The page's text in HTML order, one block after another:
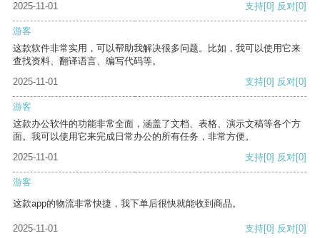
2025-11-01 支持[0] 反对[0]
游客
这款软件非常实用，可以帮助我解决很多问题。比如，我可以使用它来
查找资料、翻译语言、编写代码等。
2025-11-01
支持[0] 反对[0]
游客
这款办公软件的功能非常全面，涵盖了文档、表格、演示文稿等各个方
面。我可以使用它来完成日常办公的所有任务，非常方便。
2025-11-01
支持[0] 反对[0]
游客
这款app的物流非常快捷，我下单后很快就能收到商品。
2025-11-01 支持[0] 反对[0]